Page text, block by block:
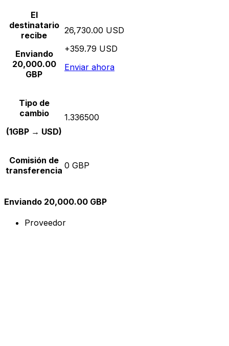
El
destinatario
recibe
Enviando
20,000.00
GBP
26,730.00 USD
+359.79 USD
Enviar ahora
Tipo de
cambio
(1GBP → USD)
1.336500
Comisión de
transferencia 0 GBP
Enviando 20,000.00 GBP
Proveedor